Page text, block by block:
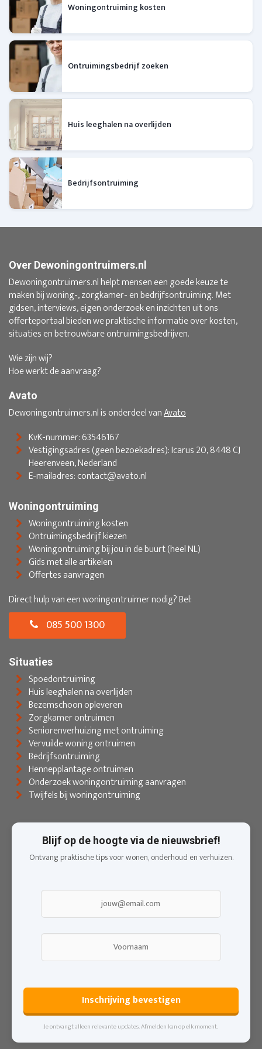
Woningontruiming kosten
Ontruimingsbedrijf zoeken
Huis leeghalen na overlijden
Bedrijfsontruiming
Over Dewoningontruimers.nl
Dewoningontruimers.nl helpt mensen een goede keuze te
maken bij woning-, zorgkamer- en bedrijfsontruiming. Met
gidsen, interviews, eigen onderzoek en inzichten uit ons
offerteportaal bieden we praktische informatie over kosten,
situaties en betrouwbare ontruimingsbedrijven.
Wie zijn wij?
Hoe werkt de aanvraag?
Avato
Dewoningontruimers.nl is onderdeel vanAvato
KvK-nummer: 63546167
Vestigingsadres (geen bezoekadres): Icarus 20, 8448 CJ
Heerenveen, Nederland
E-mailadres: contact@avato.nl
Woningontruiming
Woningontruiming kosten
Ontruimingsbedrijf kiezen
Woningontruiming bij jou in de buurt (heel NL)
Gids met alle artikelen
Offertes aanvragen
Direct hulp van een woningontruimer nodig? Bel:
085 500 1300
Situaties
Spoedontruiming
Huis leeghalen na overlijden
Bezemschoon opleveren
Zorgkamer ontruimen
Seniorenverhuizing met ontruiming
Vervuilde woning ontruimen
Bedrijfsontruiming
Hennepplantage ontruimen
Onderzoek woningontruiming aanvragen
Twijfels bij woningontruiming
Blijf op de hoogte via de nieuwsbrief!
Ontvang praktische tips voor wonen, onderhoud en verhuizen.
Inschrijving bevestigen
Je ontvangt alleen relevante updates. Afmelden kan op elk moment.